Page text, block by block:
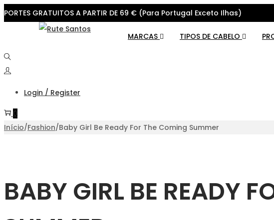
PORTES GRATUITOS A PARTIR DE 69 € (Para Portugal Exceto Ilhas)
navigation
content
MARCAS TIPOS DE CABELO
Login / Register
0
Início/Fashion/Baby Girl Be Ready For The Coming Summer
BABY GIRL BE READY